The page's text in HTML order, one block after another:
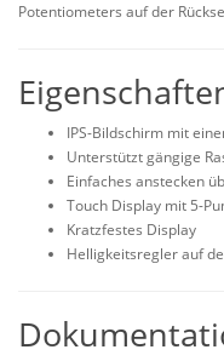
Potentiometers auf der
IPS-Bildschirm mit
Unterstützt gängige
Einfaches anstecken
Touch Display mit 5-
Kratzfestes Display
Helligkeitsregler auf